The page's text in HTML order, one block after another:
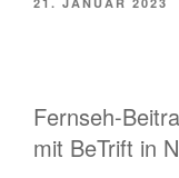
Fernseh-
mit BeTrift in